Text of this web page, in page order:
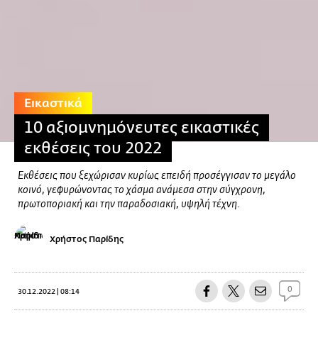
Εικαστικά
10 αξιομνημόνευτες εικαστικές
εκθέσεις του 2022
Εκθέσεις που ξεχώρισαν κυρίως επειδή προσέγγισαν το μεγάλο
κοινό, γεφυρώνοντας το χάσμα ανάμεσα στην σύγχρονη,
πρωτοποριακή και την παραδοσιακή, υψηλή τέχνη.
Χρήστος Παρίδης
30.12.2022 | 08:14 0